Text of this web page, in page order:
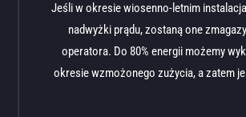
Jeśli w okresie wiosenno-letnim
nadwyżki prądu, zostaną one
operatora. Do 80% energii możemy
okresie wzmożonego zużycia, a zatem